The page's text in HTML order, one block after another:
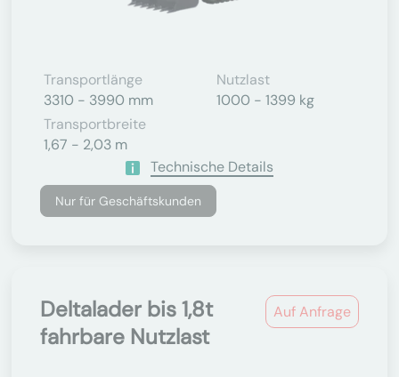
Transportlänge
3310 - 3990 mm
Nutzlast
1000 - 1399 kg
Transportbreite
1,67 - 2,03 m
Technische Details
Nur für Geschäftskunden
Auf Anfrage
Deltalader bis 1,8t
fahrbare Nutzlast